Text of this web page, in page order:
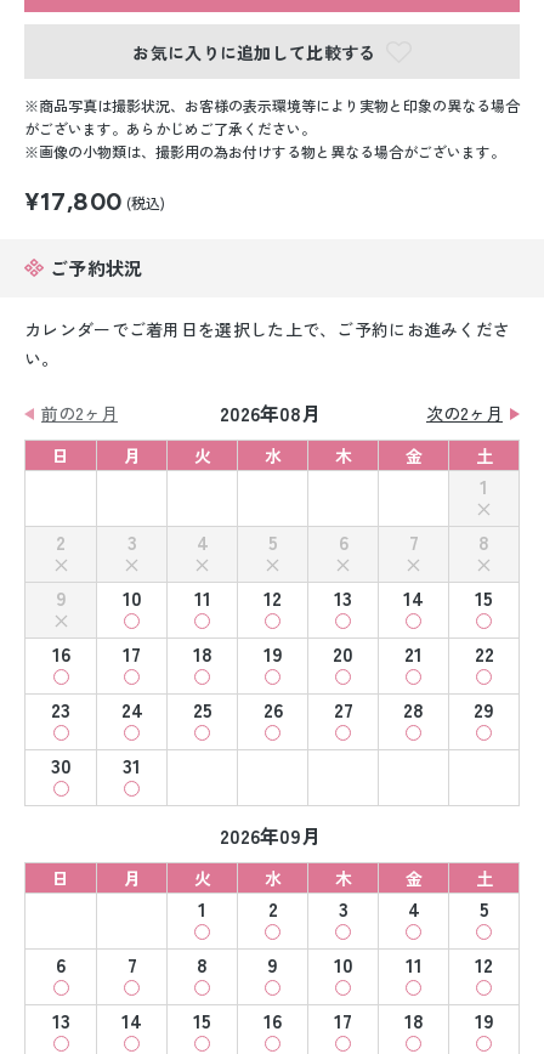
白無垢&紋付袴レンタル
引き振袖レンタル
小物販売品
お気に入りに追加して比較する
商品写真は撮影状況、お客様の表示環境等により実物と印象の異なる場合
がございます。あらかじめご了承ください。
画像の小物類は、撮影用の為お付けする物と異なる場合がございます。
¥17,800 (税込)
ご予約状況
カレンダーでご着用日を選択した上で、ご予約にお進みくださ
い。
前の2ヶ月 2026年08月
次の2ヶ月
日
月 火 水 木 金 土
1
2
3 4 5 6 7
8
9
10 11 12 13 14
15
16
17 18 19 20 21
22
23
24 25 26 27 28
29
30
31
2026年09月
日 月 火 水 木 金 土
1 2 3 4
5
6
7 8 9 10 11
12
13
14 15 16 17 18
19